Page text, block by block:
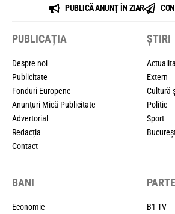
PUBLICĂ ANUNȚ ÎN ZIAR
PUBLICAȚIA
Despre noi
Publicitate
Fonduri Europene
Anunțuri Mică Publicitate
Advertorial
Redacția
Contact
ȘTIRI
Extern
Cultură
Politic
Sport
BANI
Economie B1 TV